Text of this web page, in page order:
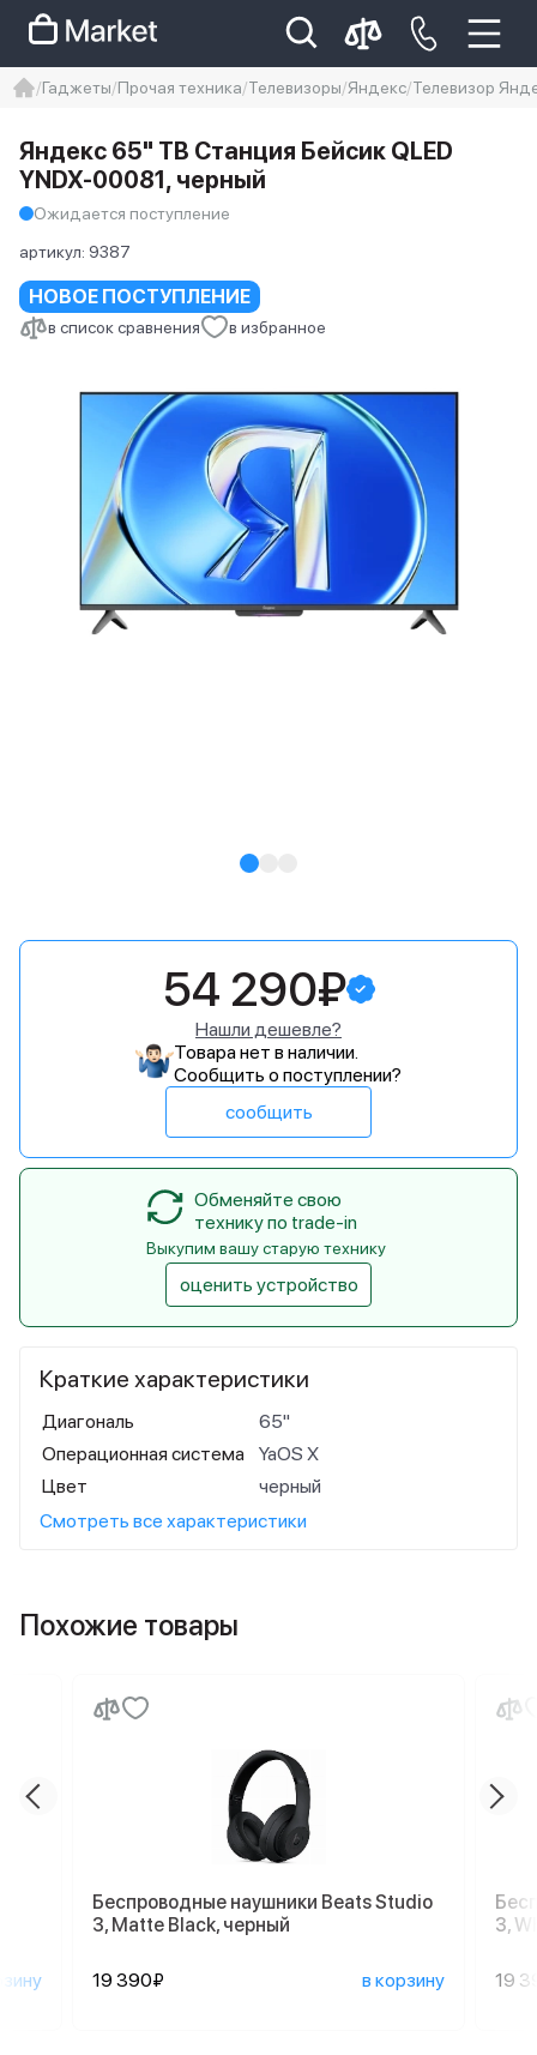
Iphone 14 pro max
айфон 14
Гаджеты Прочая техника Телевизоры Яндекс Телевизор
НОВОЕ ПОСТУПЛЕНИЕ
в список сравнения в избранное
Яндекс 65" ТВ Станция Бейсик QLED
YNDX-00081, черный
Ожидается поступление
артикул: 9387
Краткие характеристики
Диагональ
65"
Операционная система
YaOS X
Цвет
черный
Смотреть все характеристики
54 290₽
Нашли дешевле?
Товара нет в наличии.
Сообщить о поступлении?
сообщить
Обменяйте свою
технику по trade-in
Выкупим вашу старую технику
оценить устройство
Похожие товары
Беспроводные наушники Beats Studio
3, Matte Black, черный
19 390₽ в корзину
3,
19